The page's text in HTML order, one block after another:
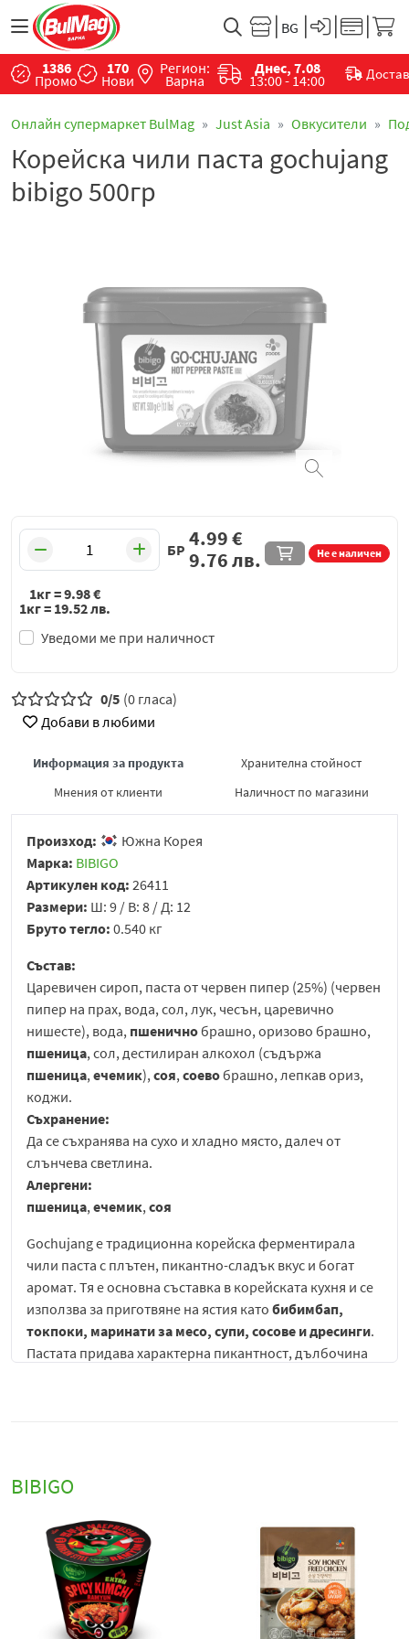
1386
Промо
170
Нови
Регион:
Варна
Днес, 7.08
13:00 - 14:00
Онлайн супермаркет BulMag Just Asia Овкусители
Корейска чили паста gochujang
bibigo 500гр
БР Не е наличен
Уведоми ме при наличност
4.99€
9.76лв.
1кг =9.98€
1кг = 19.52лв.
0/5 (0 гласа)
Добави в любими
Информация за продукта
Хранителна стойност
Мнения от клиенти
Наличност по магазини
Произход:
Южна Корея
Марка: BIBIGO
Артикулен код: 26411
Размери: Ш: 9 / В: 8 / Д: 12
Бруто тегло: 0.540 кг
Състав:
Царевичен сироп, паста от червен пипер (25%) (червен
пипер на прах, вода, сол, лук, чесън, царевично
нишесте), вода, пшеничнобрашно, оризово брашно,
пшеница, сол, дестилиран алкохол (съдържа
пшеница,ечемик),соя,соевобрашно, лепкав ориз,
коджи.
Съхранение:
Да се съхранява на сухо и хладно място, далеч от
слънчева светлина.
Алергени:
пшеница,ечемик,соя
Gochujang е традиционна корейска ферментирала
чили паста с плътен, пикантно-сладък вкус и богат
аромат. Тя е основна съставка в корейската кухня и се
използва за приготвяне на ястия като бибимбап,
токпоки, маринати за месо, супи, сосове и дресинги.
Пастата придава характерна пикантност, дълбочина
многопластов вкус, която съчетава пикантност, лека
сладост и дълбоки умами нотки. Тя е една от
основните съставки в корейската кухня и се използва
като база за множество ястия, сосове и маринати,
придавайки им характерен, автентичен и
разпознаваем вкус.
Gochujang се отличава със своята гъста, пастообразна
BIBIGO